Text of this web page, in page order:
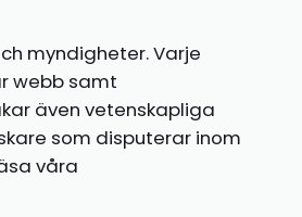
myndigheter. Varje
webb samt
även vetenskapliga
som disputerar inom
våra